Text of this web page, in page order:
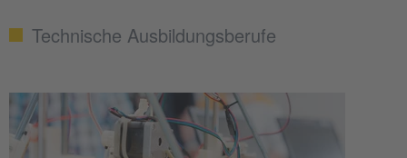
Technische Ausbildungsberufe